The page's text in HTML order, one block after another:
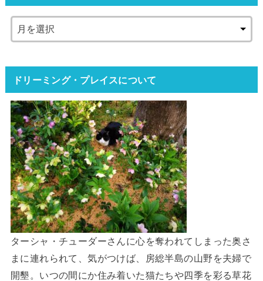
ドリーミング・プレイスについて
ターシャ・チューダーさんに心を奪われてしまった奥さ
まに連れられて、気がつけば、房総半島の山野を夫婦で
開墾。いつの間にか住み着いた猫たちや四季を彩る草花